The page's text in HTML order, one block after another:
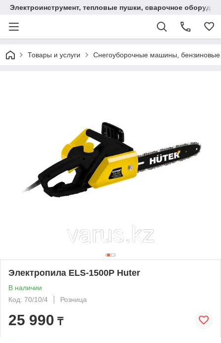
Электроинструмент, тепловые пушки, сварочное
Товары и услуги Снегоуборочные машины, бензиновые
Электропила ELS-1500P Huter
В наличии
Код: 70/10/4
Розница
25 990 ₸